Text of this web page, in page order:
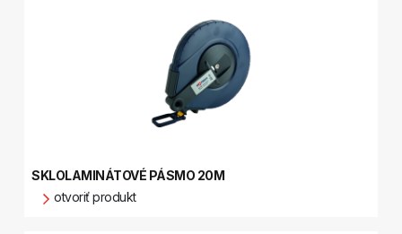
SKLOLAMINÁTOVÉ PÁSMO 20M
otvoriť produkt